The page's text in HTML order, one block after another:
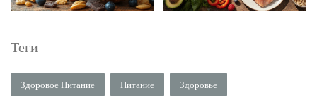
Теги
Здоровое Питание Питание Здоровье